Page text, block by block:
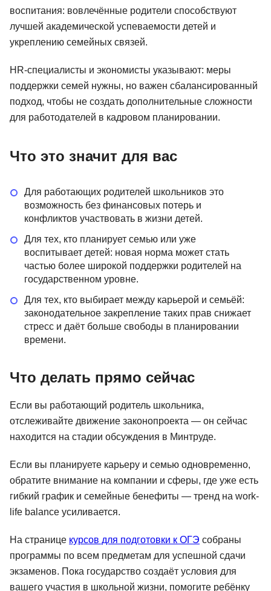
воспитания: вовлечённые родители способствуют
лучшей академической успеваемости детей и
укреплению семейных связей.
HR-специалисты и экономисты указывают: меры
поддержки семей нужны, но важен сбалансированный
подход, чтобы не создать дополнительные сложности
для работодателей в кадровом планировании.
Что это значит для вас
Для работающих родителей школьников это
возможность без финансовых потерь и
конфликтов участвовать в жизни детей.
Для тех, кто планирует семью или уже
воспитывает детей: новая норма может стать
частью более широкой поддержки родителей на
государственном уровне.
Для тех, кто выбирает между карьерой и семьёй:
законодательное закрепление таких прав снижает
стресс и даёт больше свободы в планировании
времени.
Что делать прямо сейчас
Если вы работающий родитель школьника,
отслеживайте движение законопроекта — он сейчас
находится на стадии обсуждения в Минтруде.
Если вы планируете карьеру и семью одновременно,
обратите внимание на компании и сферы, где уже есть
гибкий график и семейные бенефиты — тренд на work-
life balance усиливается.
На странице курсов для подготовки к ОГЭ собраны
программы по всем предметам для успешной сдачи
экзаменов. Пока государство создаёт условия для
вашего участия в школьной жизни, помогите ребёнку